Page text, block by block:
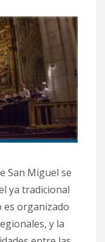
San Miguel se
ya tradicional
es organizado
y la